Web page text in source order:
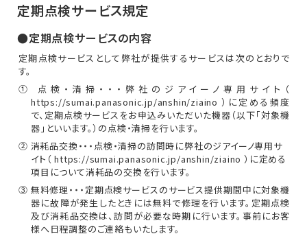
定期点検サービス規定
●定期点検サービスの内容
定期点検サービスとして弊社が提供するサービスは次のとおりで
す。
① 点検・清掃・・・弊社のジアイーノ専用サイト（
https://sumai.panasonic.jp/anshin/ziaino ）に定める頻度
で、定期点検サービスをお申込みいただいた機器（以下「対象機
器」といいます。）の点検・清掃を行います。
② 消耗品交換・・・点検・清掃の訪問時に弊社のジアイーノ専用サ
イト（ https://sumai.panasonic.jp/anshin/ziaino ）に定める
項目について消耗品の交換を行います。
③ 無料修理・・・定期点検サービスのサービス提供期間中に対象機
器に故障が発生したときには無料で修理を行います。定期点検
及び消耗品交換は、訪問が必要な時期に行います。事前にお客
様へ日程調整のご連絡もいたします。